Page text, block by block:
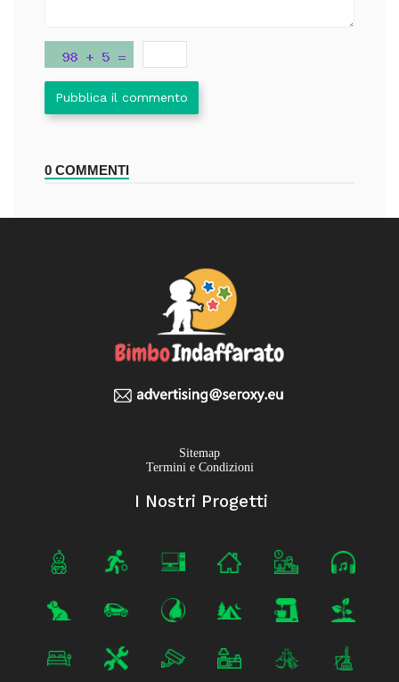
Pubblica il commento
0 COMMENTI
Sitemap
Termini e Condizioni
I Nostri Progetti